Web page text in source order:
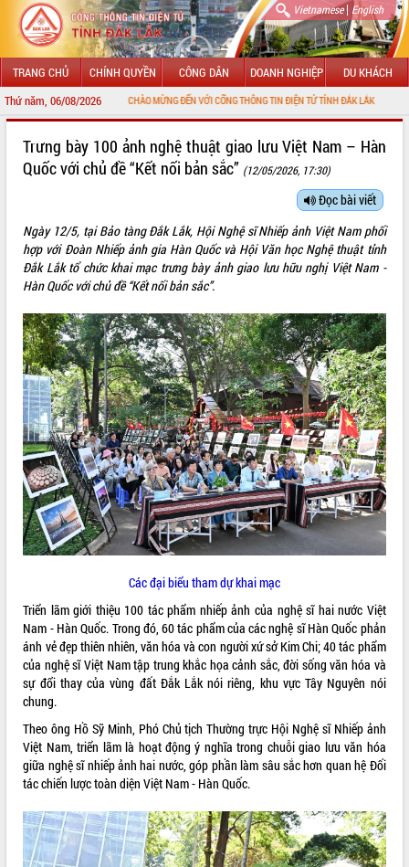
Vietnamese| English
TRANG CHỦ CHÍNH QUYỀN CÔNG DÂN DOANH NGHIỆP DU KHÁCH
Thứ năm, 06/08/2026CHÀO MỪNG ĐẾN VỚI CỔNG THÔNG TIN ĐIỆN TỬ TỈNH ĐẮK LẮK
LÃNH ĐẠO UBND TỈNH
SỞ, BAN, NGÀNH
UBND CÁC XÃ, PHƯỜNG
THÔNG TIN CHỈ ĐẠO ĐIỀU HÀNH
HỆ THỐNG VĂN BẢN
VĂN BẢN HĐND TỈNH
ĐIỂM TIN VĂN BẢN
QUY HOẠCH - KẾ HOẠCH
VIDEO
Trưng bày 100 ảnh nghệ thuật giao lưu Việt Nam – Hàn
Quốc với chủ đề “Kết nối bản sắc” (12/05/2026, 17:30)
Đọc bài viết
Ngày 12/5, tại Bảo tàng Đắk Lắk, Hội Nghệ sĩ Nhiếp ảnh Việt Nam phối
hợp với Đoàn Nhiếp ảnh gia Hàn Quốc và Hội Văn học Nghệ thuật tỉnh
Đắk Lắk tổ chức khai mạc trưng bày ảnh giao lưu hữu nghị Việt Nam -
Hàn Quốc với chủ đề “Kết nối bản sắc”.
Các đại biểu tham dự khai mạc
Triển lãm giới thiệu 100 tác phẩm nhiếp ảnh của nghệ sĩ hai nước Việt
Nam - Hàn Quốc. Trong đó, 60 tác phẩm của các nghệ sĩ Hàn Quốc phản
ánh vẻ đẹp thiên nhiên, văn hóa và con người xứ sở Kim Chi; 40 tác phẩm
của nghệ sĩ Việt Nam tập trung khắc họa cảnh sắc, đời sống văn hóa và
sự đổi thay của vùng đất Đắk Lắk nói riêng, khu vực Tây Nguyên nói
chung.
Theo ông Hồ Sỹ Minh, Phó Chủ tịch Thường trực Hội Nghệ sĩ Nhiếp ảnh
Việt Nam, triển lãm là hoạt động ý nghĩa trong chuỗi giao lưu văn hóa
giữa nghệ sĩ nhiếp ảnh hai nước, góp phần làm sâu sắc hơn quan hệ Đối
tác chiến lược toàn diện Việt Nam - Hàn Quốc.